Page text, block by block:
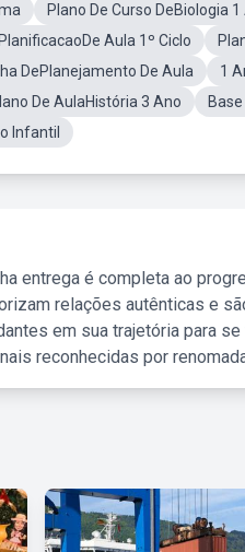
Plano De Curso DeBiologia 1
Aula 1º Ciclo
DePlanejamento De Aula 1
De AulaHistória 3 Ano
Infantil
entrega é completa ao
relações autênticas e
em sua trajetória para
reconhecidas por